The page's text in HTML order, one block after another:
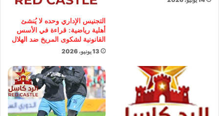
التجنيس الإداري وحده لا يُنشئ
أهلية رياضية: قراءة في الأسس
القانونية لشكوى المريخ ضد الهلال
13 يونيو، 2026